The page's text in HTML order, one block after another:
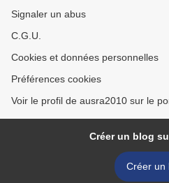
Signaler un abus
C.G.U.
Cookies et données personnelles
Préférences cookies
Voir le profil de ausra2010 sur le
Créer un blog
Créer un